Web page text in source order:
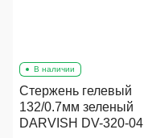
В наличии
Стержень гелевый
132/0.7мм зеленый
DARVISH DV-320-04